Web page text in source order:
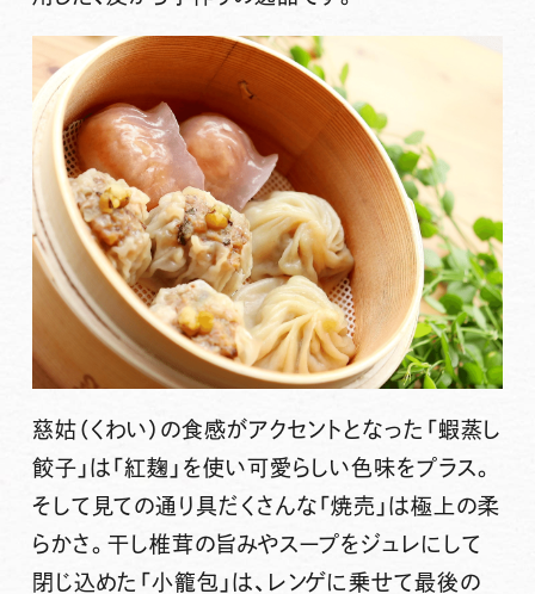
慈姑（くわい）の食感がアクセントとなった 「蝦蒸し
餃子」 は「紅麹」を使い可愛らしい色味をプラス。
そして見ての通り具だくさんな 「焼売」は極上の柔
らかさ。干し椎茸の旨みやスープをジュレにして
閉じ込めた 「小籠包」 は、レンゲに乗せて最後の